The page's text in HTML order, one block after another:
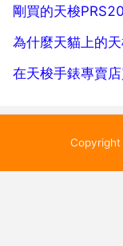
在天梭手錶專賣